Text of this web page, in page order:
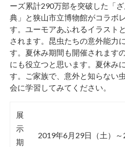
ーズ累計290万部を突破した「
典」と狭山市立博物館がコラボ
す。ユーモアあふれるイラスト
されます。昆虫たちの意外能力
す。夏休み期間も開催されます
にも役立つと思います。夏休み
す。ご家族で、意外と知らない
会に学習してみてください。
展
示
期
2019年6月29日（土）～